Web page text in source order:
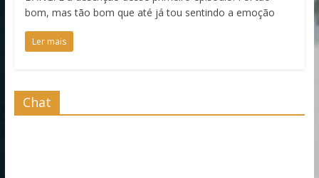
bom, mas tão bom que até já tou sentindo a emoção
Ler mais
Chat